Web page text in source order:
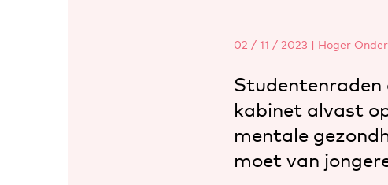
02 / 11 / 2023 | Hoger
Studentenraden
kabinet alvast
mentale
moet van